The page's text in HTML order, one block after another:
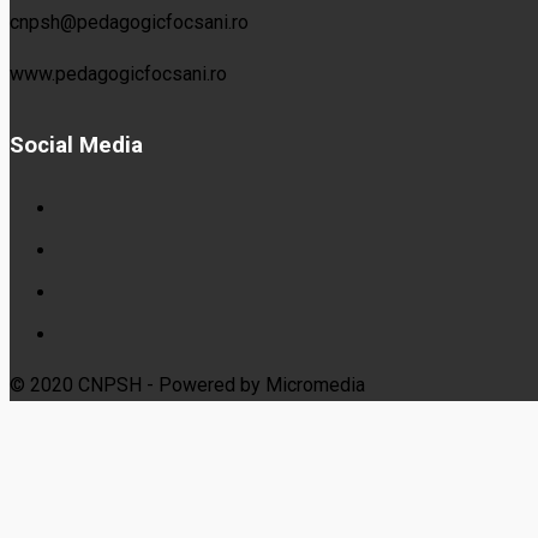
cnpsh@pedagogicfocsani.ro
www.pedagogicfocsani.ro
Social Media
© 2020 CNPSH - Powered by Micromedia